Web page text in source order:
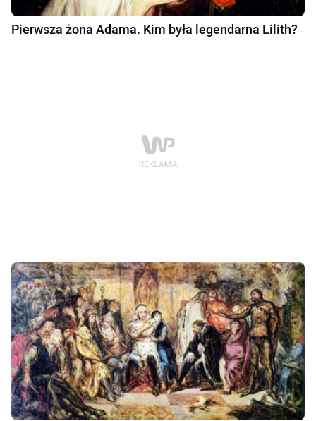
Pierwsza żona Adama. Kim była legendarna Lilith?